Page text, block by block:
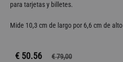
para tarjetas y billetes.
Mide 10,3 cm de largo por 6,6 cm de alto
€ 50.56 €79,00